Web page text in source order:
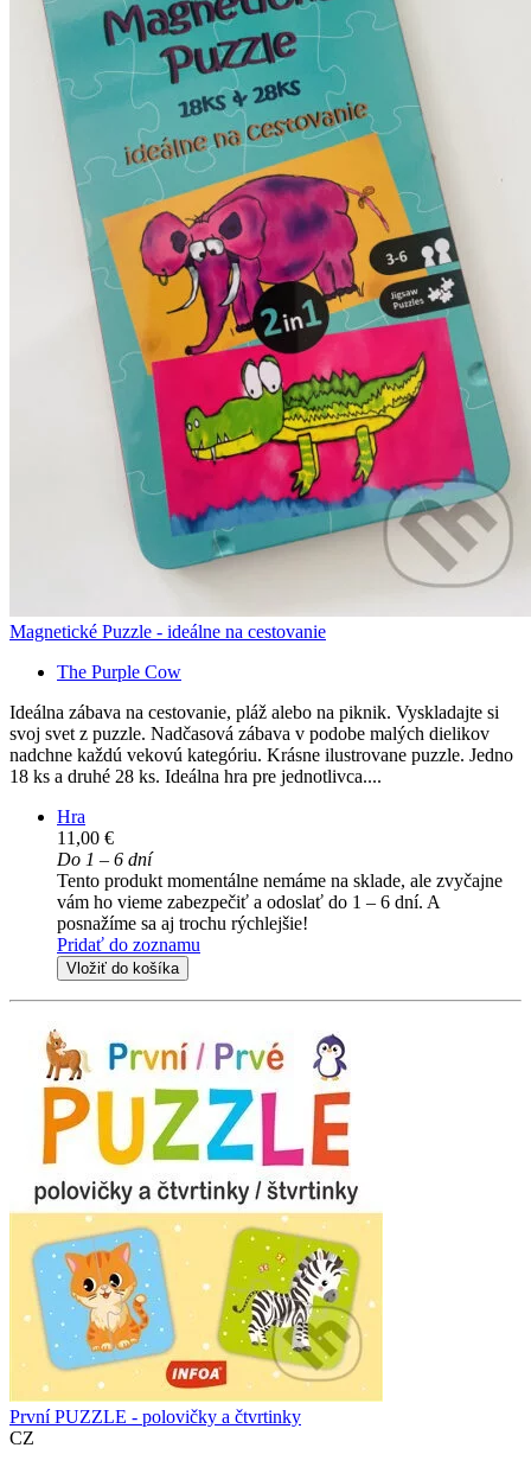
Magnetické Puzzle - ideálne na cestovanie
The Purple Cow
Ideálna zábava na cestovanie, pláž alebo na piknik. Vyskladajte si
svoj svet z puzzle. Nadčasová zábava v podobe malých dielikov
nadchne každú vekovú kategóriu. Krásne ilustrovane puzzle. Jedno
18 ks a druhé 28 ks. Ideálna hra pre jednotlivca....
Hra
11,00 €
Do 1 – 6 dní
Tento produkt momentálne nemáme na sklade, ale zvyčajne
vám ho vieme zabezpečiť a odoslať do 1 – 6 dní. A
posnažíme sa aj trochu rýchlejšie!
Pridať do zoznamu
Vložiť do košíka
První PUZZLE - polovičky a čtvrtinky
CZ